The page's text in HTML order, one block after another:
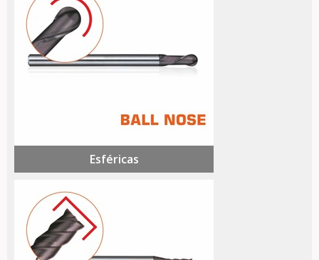
Esféricas